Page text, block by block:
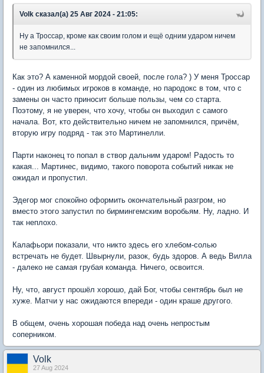
Volk сказал(а) 25 Авг 2024 - 21:05:
Ну а Троссар, кроме как своим голом и ещё одним ударом ничем
не запомнился...
Как это? А каменной мордой своей, после гола? ) У меня Троссар
- один из любимых игроков в команде, но пародокс в том, что с
замены он часто приносит больше пользы, чем со старта.
Поэтому, я не уверен, что хочу, чтобы он выходил с самого
начала. Вот, кто действительно ничем не запомнился, причём,
вторую игру подряд - так это Мартинелли.
Парти наконец то попал в створ дальним ударом! Радость то
какая... Мартинес, видимо, такого поворота событий никак не
ожидал и пропустил.
Эдегор мог спокойно оформить окончательный разгром, но
вместо этого запустил по бирмингемским воробьям. Ну, ладно. И
так неплохо.
Калафьори показали, что никто здесь его хлебом-солью
встречать не будет. Швырнули, разок, будь здоров. А ведь Вилла
- далеко не самая грубая команда. Ничего, освоится.
Ну, что, август прошёл хорошо, дай Бог, чтобы сентябрь был не
хуже. Матчи у нас ожидаются впереди - один краше другого.
В общем, очень хорошая победа над очень непростым
соперником.
Volk
27 Aug 2024